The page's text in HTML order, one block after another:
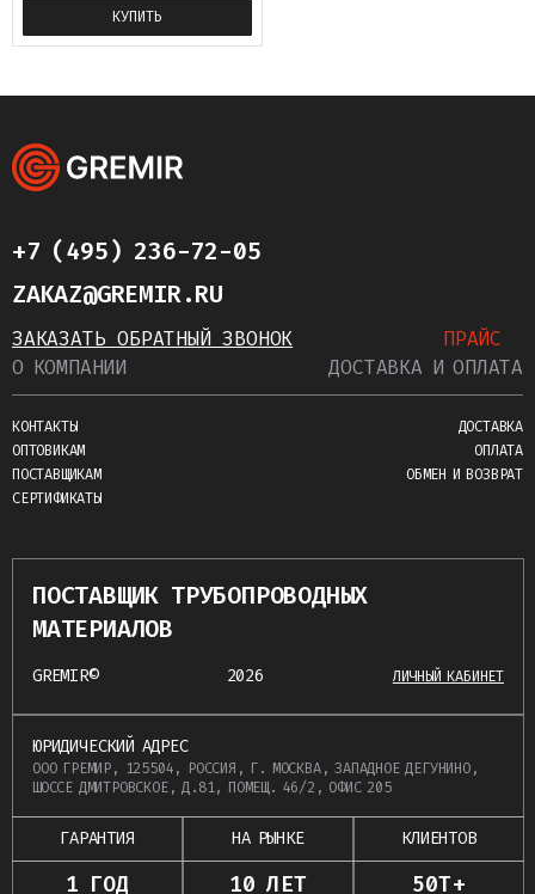
КУПИТЬ
+7 (495) 236-72-05
ZAKAZ@GREMIR.RU
ЗАКАЗАТЬ ОБРАТНЫЙ ЗВОНОК
ПРАЙС
О КОМПАНИИ
КОНТАКТЫ
ОПТОВИКАМ
ПОСТАВЩИКАМ
СЕРТИФИКАТЫ
ДОСТАВКА И ОПЛАТА
ДОСТАВКА
ОПЛАТА
ОБМЕН И ВОЗВРАТ
ПОСТАВЩИК ТРУБОПРОВОДНЫХ
МАТЕРИАЛОВ
GREMIR© 2026 ЛИЧНЫЙ КАБИНЕТ
ЮРИДИЧЕСКИЙ АДРЕС
ООО ГРЕМИР, 125504, РОССИЯ, Г. МОСКВА, ЗАПАДНОЕ ДЕГУНИНО,
ШОССЕ ДМИТРОВСКОЕ, Д.81, ПОМЕЩ. 46/2, ОФИС 205
ГАРАНТИЯ
1 ГОД
НА РЫНКЕ
10 ЛЕТ
КЛИЕНТОВ
50Т+